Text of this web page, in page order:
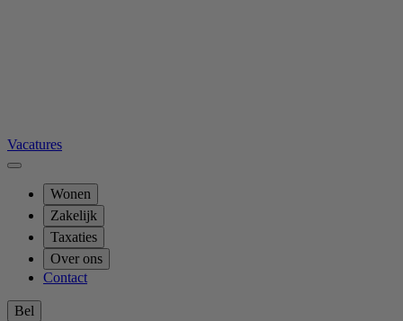
Vacatures
Wonen
Zakelijk
Taxaties
Over ons
Contact
Bel